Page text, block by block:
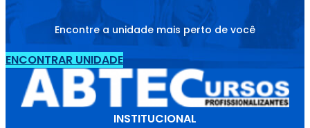
Encontre a unidade mais perto de você
ENCONTRAR UNIDADE
INSTITUCIONAL